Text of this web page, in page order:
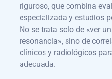
riguroso, que combina
especializada y estudios
No se trata solo de «ver
resonancia», sino de
clínicos y radiológicos
adecuada.